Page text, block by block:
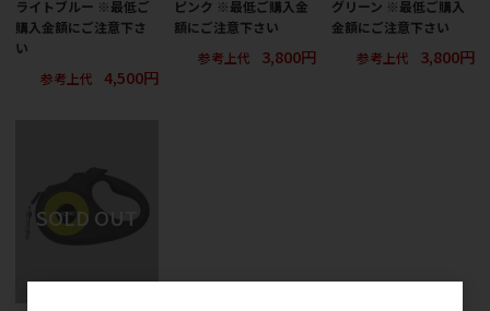
ライトブルー ※最低ご
購入金額にご注意下さ
い
参考上代
4,500円
ピンク ※最低ご購入金
額にご注意下さい
参考上代
3,800円
グリーン ※最低ご購入
金額にご注意下さい
参考上代
3,800円